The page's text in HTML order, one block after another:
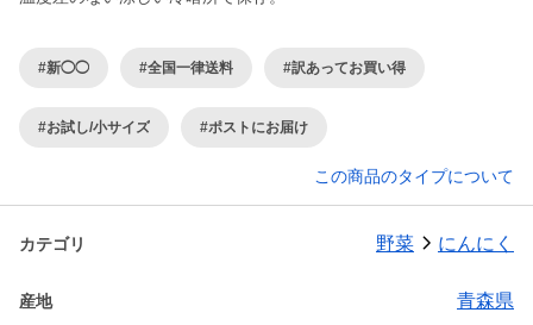
#新◯◯ #全国一律送料 #訳あってお買い得
#お試し/小サイズ #ポストにお届け
この商品のタイプについて
カテゴリ 野菜 にんにく
産地 青森県